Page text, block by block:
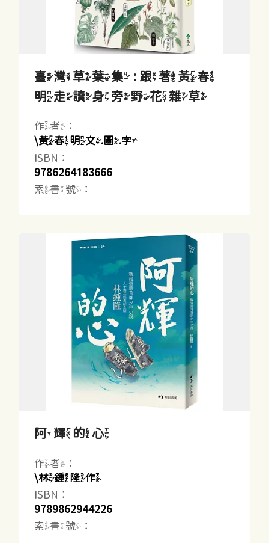
臺灣草葉集 : 跟著黃春
明走讀身旁野花雜草
作者：
\黃春明文.圖.字
ISBN：
9786264183666
索書號：
阿輝的心
作者：
\林鍾隆作
ISBN：
9789862944226
索書號：